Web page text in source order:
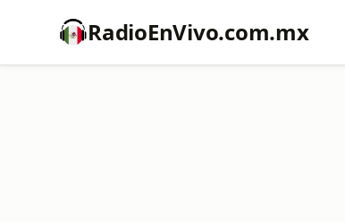
RadioEnVivo.com.mx